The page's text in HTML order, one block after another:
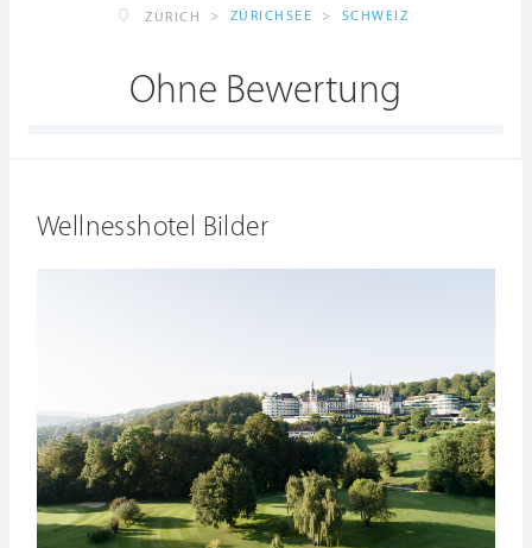
ZÜRICH > ZÜRICHSEE > SCHWEIZ
Ohne Bewertung
Wellnesshotel Bilder